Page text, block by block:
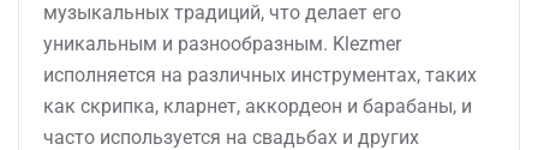
музыкальных традиций, что делает его
уникальным и разнообразным. Klezmer
исполняется на различных инструментах, таких
как скрипка, кларнет, аккордеон и барабаны, и
часто используется на свадьбах и других